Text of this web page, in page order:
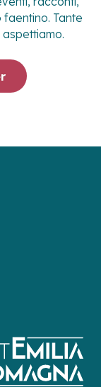
Tante